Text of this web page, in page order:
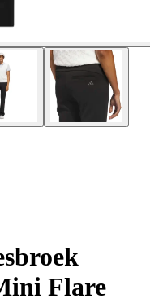
Flare